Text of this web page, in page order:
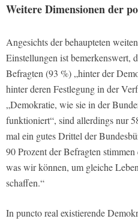
Weitere Dimensionen der
Angesichts der behaupteten
Einstellungen ist bemerkenswert,
Befragten (93 %) „hinter der
hinter deren Festlegung in der
„Demokratie, wie sie in der
funktioniert“, sind allerdings nur
mal ein gutes Drittel der
90 Prozent der Befragten
was wir können, um gleiche
schaffen.“
In puncto real existierende